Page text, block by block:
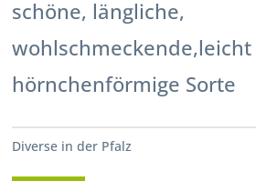
schöne, längliche,
wohlschmeckende,leicht
hörnchenförmige Sorte
Diverse in der Pfalz